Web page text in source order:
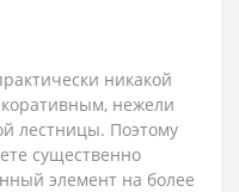
никакой
нежели
лестницы. Поэтому
существенно
элемент на более